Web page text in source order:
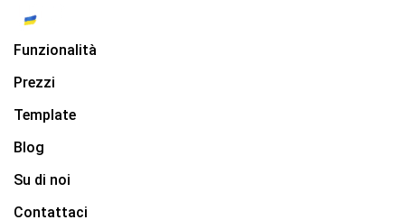
Funzionalità
Prezzi
Template
Blog
Su di noi
Contattaci